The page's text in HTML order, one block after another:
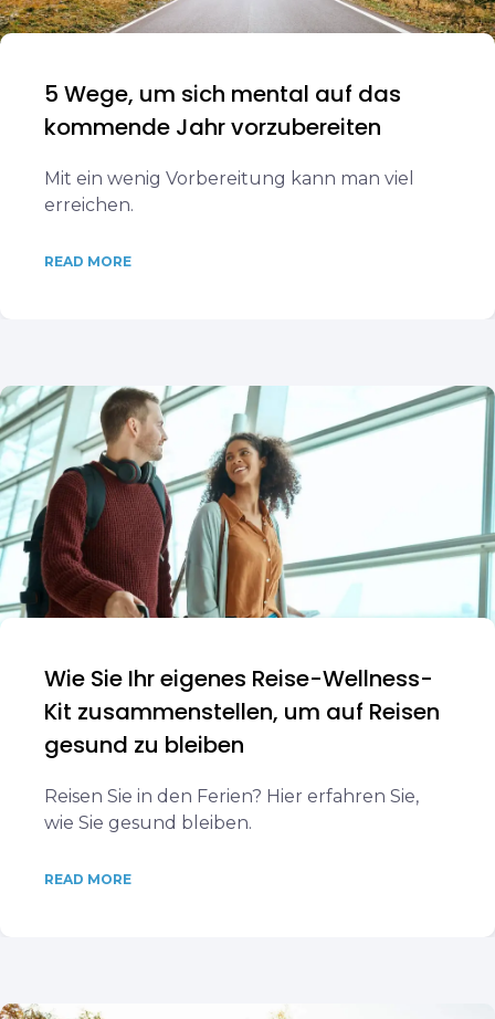
5 Wege, um sich mental auf das
kommende Jahr vorzubereiten
Mit ein wenig Vorbereitung kann man viel
erreichen.
READ MORE
Wie Sie Ihr eigenes Reise-Wellness-
Kit zusammenstellen, um auf Reisen
gesund zu bleiben
Reisen Sie in den Ferien? Hier erfahren Sie,
wie Sie gesund bleiben.
READ MORE